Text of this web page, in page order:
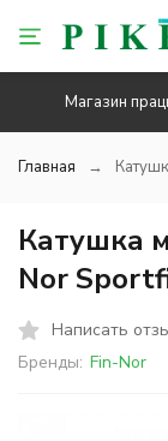
Магазин
Главная
Катушка
Nor
Написать
Бренды: Fin-Nor